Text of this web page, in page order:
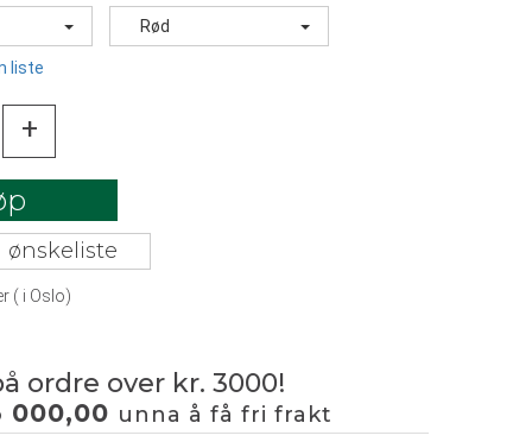
Rød
liste
+
ønskeliste
( i Oslo)
ordre over kr. 3000!
000,00 unna å få fri frakt